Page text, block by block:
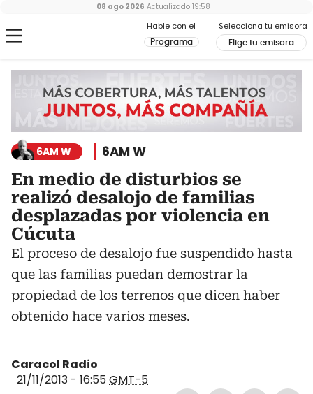
Hable con el
Programa
Selecciona tu emisora
Elige tu emisora
08 ago 2026 Actualizado 19:58
6AM W 6AM W
En medio de disturbios se
realizó desalojo de familias
desplazadas por violencia en
Cúcuta
El proceso de desalojo fue suspendido hasta
que las familias puedan demostrar la
propiedad de los terrenos que dicen haber
obtenido hace varios meses.
Caracol Radio
21/11/2013 - 16:55GMT-5